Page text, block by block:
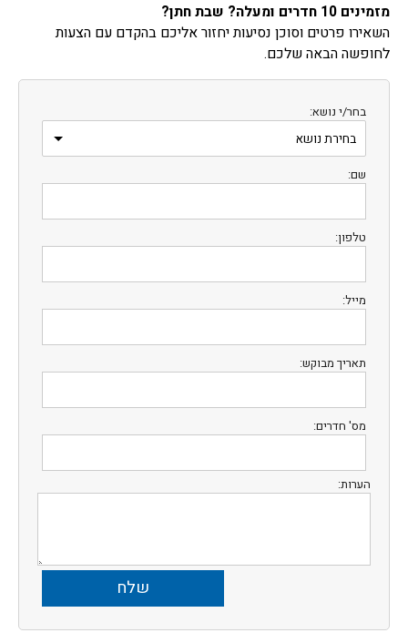
מזמינים 10 חדרים ומעלה? שבת חתן?
השאירו פרטים וסוכן נסיעות יחזור אליכם בהקדם עם הצעות
לחופשה הבאה שלכם.
בחר/י נושא:
שם:
טלפון:
מייל:
תאריך מבוקש:
מס' חדרים:
הערות: